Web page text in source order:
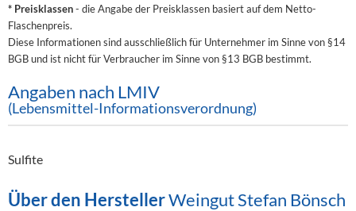
* Preisklassen- die Angabe der Preisklassen basiert auf dem Netto-
Flaschenpreis.
Diese Informationen sind ausschließlich für Unternehmer im Sinne von §14
BGB und ist nicht für Verbraucher im Sinne von §13 BGB bestimmt.
Angaben nach LMIV
(Lebensmittel-Informationsverordnung)
Sulfite
Über den HerstellerWeingut Stefan Bönsch